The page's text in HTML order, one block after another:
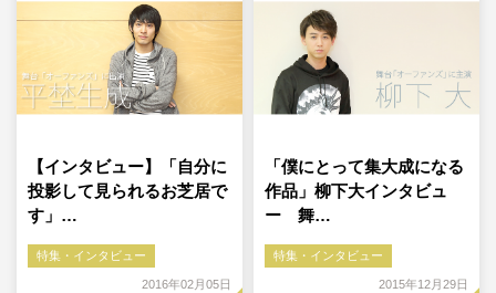
【インタビュー】「自分に
投影して見られるお芝居で
す」…
特集・インタビュー
2016年02月05日
「僕にとって集大成になる
作品」柳下大インタビュ
ー 舞…
特集・インタビュー
2015年12月29日